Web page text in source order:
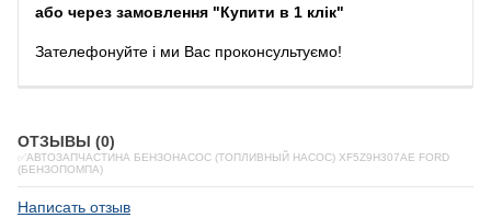
або через замовлення "Купити в 1 клік"
Зателефонуйте і ми Вас проконсультуємо!
ОТЗЫВЫ (0)
✅АВТОЗАПЧАСТИНА БЕНЗОНАСОС (ТОПЛИВНЫЙ НАСОС) XF5Z9H307AE FORD
(БЕНЗОПОМПА)
Написать отзыв